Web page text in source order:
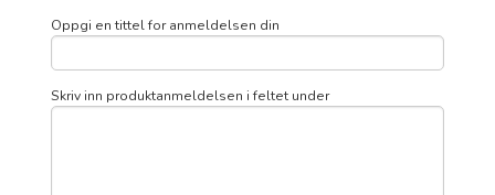
Oppgi en tittel for anmeldelsen din
Skriv inn produktanmeldelsen i feltet under